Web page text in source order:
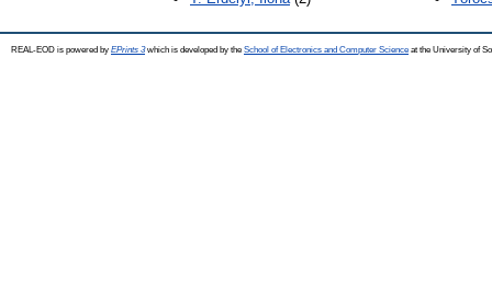
REAL-EOD is powered by EPrints 3which is developed by the School of Electronics and Computer Science at the University of